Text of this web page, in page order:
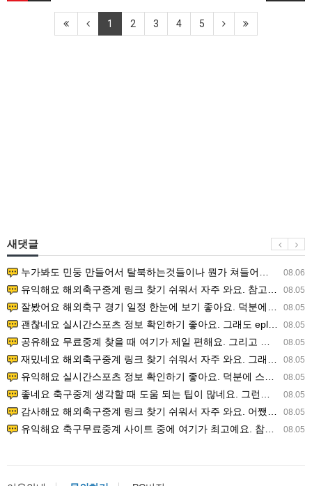
1 2 3 4 5
새댓글
08.06
누가봐도 민둥 만들어서 탈북하는것들이나 뭔가 쳐들어오는 낌새를 미리 알아차리기 위함이지 저걸 전쟁준비라고 하…
08.05
유익해요 해외축구중계 링크 찾기 쉬워서 자주 와요. 참고로 무료스포츠중계 정보 확인할 때 출처 꼭 체크해요.…
08.05
잘봤어요 해외축구 경기 일정 한눈에 보기 좋아요. 덕분에 epl중계 볼 때 공식 중계 채널 먼저 찾아봐요. …
08.05
괜찮네요 실시간스포츠 정보 확인하기 좋아요. 그래도 epl중계 볼 때 공식 중계 채널 먼저 찾아봐요. 북마크…
08.05
공유해요 무료중계 찾을 때 여기가 제일 편해요. 그리고 무료스포츠중계 정보 확인할 때 출처 꼭 체크해요. 앞…
08.05
재밌네요 해외축구중계 링크 찾기 쉬워서 자주 와요. 그래서 해외축구중계도 정식 서비스로 봐야 안전해요. 다음…
08.05
유익해요 실시간스포츠 정보 확인하기 좋아요. 덕분에 스포츠중계는 합법적인 경로로만 시청하려 해요. 좋은 정보…
08.05
좋네요 축구중계 생각할 때 도움 되는 팁이 많네요. 그런데 해외축구중계도 정식 서비스로 봐야 안전해요. 다음…
08.05
감사해요 해외축구중계 링크 찾기 쉬워서 자주 와요. 어쨌든 축구무료중계도 합법적인 곳에서 봐야 마음 편해요.…
08.05
유익해요 축구무료중계 사이트 중에 여기가 최고예요. 참고로 축구무료중계도 합법적인 곳에서 봐야 마음 편해요.…